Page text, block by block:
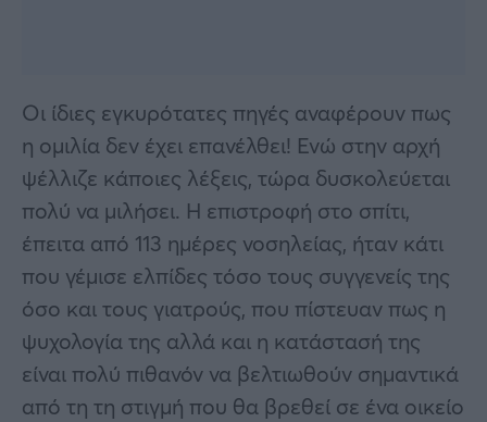
Οι ίδιες εγκυρότατες πηγές αναφέρουν πως
η ομιλία δεν έχει επανέλθει! Ενώ στην αρχή
ψέλλιζε κάποιες λέξεις, τώρα δυσκολεύεται
πολύ να μιλήσει. Η επιστροφή στο σπίτι,
έπειτα από 113 ημέρες νοσηλείας, ήταν κάτι
που γέμισε ελπίδες τόσο τους συγγενείς της
όσο και τους γιατρούς, που πίστευαν πως η
ψυχολογία της αλλά και η κατάστασή της
είναι πολύ πιθανόν να βελτιωθούν σημαντικά
από τη τη στιγμή που θα βρεθεί σε ένα οικείο